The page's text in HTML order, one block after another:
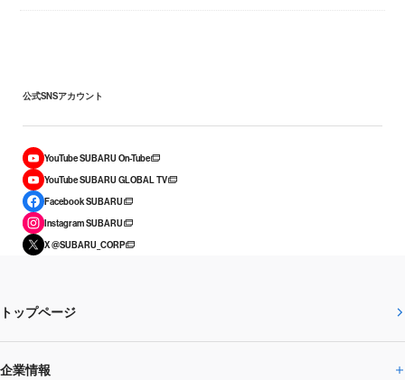
公式SNSアカウント
YouTube SUBARU On-Tube
YouTube SUBARU GLOBAL TV
Facebook SUBARU
Instagram SUBARU
X @SUBARU_CORP
トップページ
企業情報